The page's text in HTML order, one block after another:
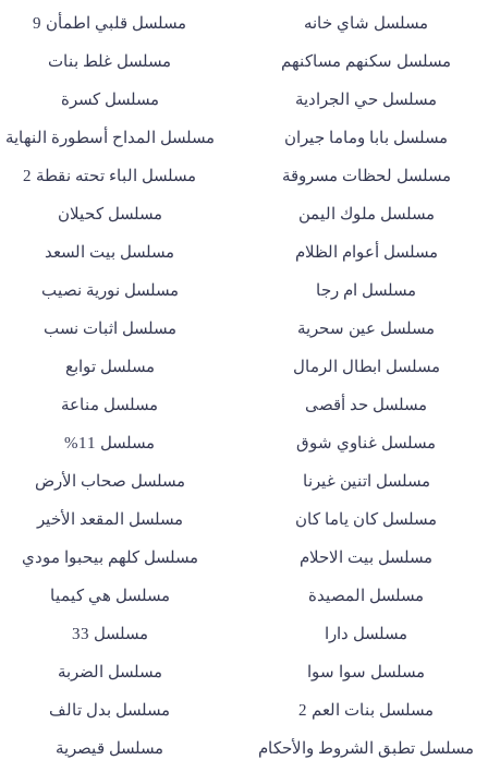
مسلسل شاي خانه مسلسل قلبي اطمأن 9
مسلسل سكنهم مساكنهم مسلسل غلط بنات
مسلسل حي الجرادية مسلسل كسرة
مسلسل بابا وماما جيران مسلسل المداح أسطورة النهاية
مسلسل لحظات مسروقة مسلسل الباء تحته نقطة 2
مسلسل ملوك اليمن مسلسل كحيلان
مسلسل أعوام الظلام مسلسل بيت السعد
مسلسل ام رجا مسلسل نورية نصيب
مسلسل عين سحرية مسلسل اثبات نسب
مسلسل ابطال الرمال مسلسل توابع
مسلسل حد أقصى مسلسل مناعة
مسلسل غناوي شوق مسلسل 11%
مسلسل اتنين غيرنا مسلسل صحاب الأرض
مسلسل كان ياما كان مسلسل المقعد الأخير
مسلسل بيت الاحلام مسلسل كلهم بيحبوا مودي
مسلسل المصيدة مسلسل هي كيميا
مسلسل دارا مسلسل 33
مسلسل سوا سوا مسلسل الضربة
مسلسل بنات العم 2 مسلسل بدل تالف
مسلسل تطبق الشروط والأحكام مسلسل قيصرية